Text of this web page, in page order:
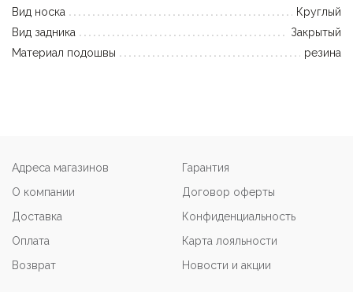
Вид носка
Круглый
Вид задника
Закрытый
Материал подошвы
резина
Адреса магазинов
О компании
Доставка
Оплата
Возврат
Гарантия
Договор оферты
Конфиденциальность
Карта лояльности
Новости и акции